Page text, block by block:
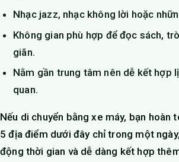
Nhạc jazz, nhạc không lời hoặc
Không gian phù hợp để đọc sách,
giãn.
Nằm gần trung tâm nên dễ kết hợp
quan.
Nếu di chuyển bằng xe máy, bạn hoàn
5 địa điểm dưới đây chỉ trong một
động thời gian và dễ dàng kết hợp